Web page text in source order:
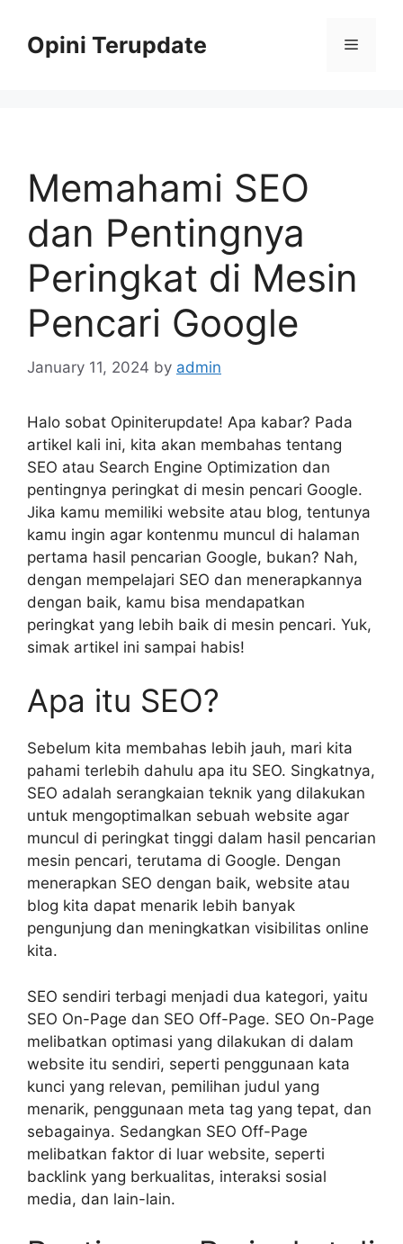
contentOpini Terupdate Menu
Memahami SEO
dan Pentingnya
Peringkat di Mesin
Pencari Google
January 11, 2024 by admin
Halo sobat Opiniterupdate! Apa kabar? Pada
artikel kali ini, kita akan membahas tentang
SEO atau Search Engine Optimization dan
pentingnya peringkat di mesin pencari Google.
Jika kamu memiliki website atau blog, tentunya
kamu ingin agar kontenmu muncul di halaman
pertama hasil pencarian Google, bukan? Nah,
dengan mempelajari SEO dan menerapkannya
dengan baik, kamu bisa mendapatkan
peringkat yang lebih baik di mesin pencari. Yuk,
simak artikel ini sampai habis!
Apa itu SEO?
Sebelum kita membahas lebih jauh, mari kita
pahami terlebih dahulu apa itu SEO. Singkatnya,
SEO adalah serangkaian teknik yang dilakukan
untuk mengoptimalkan sebuah website agar
muncul di peringkat tinggi dalam hasil pencarian
mesin pencari, terutama di Google. Dengan
menerapkan SEO dengan baik, website atau
blog kita dapat menarik lebih banyak
pengunjung dan meningkatkan visibilitas online
kita.
SEO sendiri terbagi menjadi dua kategori, yaitu
SEO On-Page dan SEO Off-Page. SEO On-Page
melibatkan optimasi yang dilakukan di dalam
website itu sendiri, seperti penggunaan kata
kunci yang relevan, pemilihan judul yang
menarik, penggunaan meta tag yang tepat, dan
sebagainya. Sedangkan SEO Off-Page
melibatkan faktor di luar website, seperti
backlink yang berkualitas, interaksi sosial
media, dan lain-lain.